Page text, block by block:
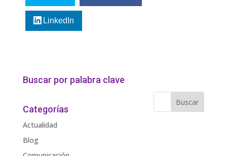
LinkedIn
Buscar por palabra clave
Categorías
Actualidad
Blog